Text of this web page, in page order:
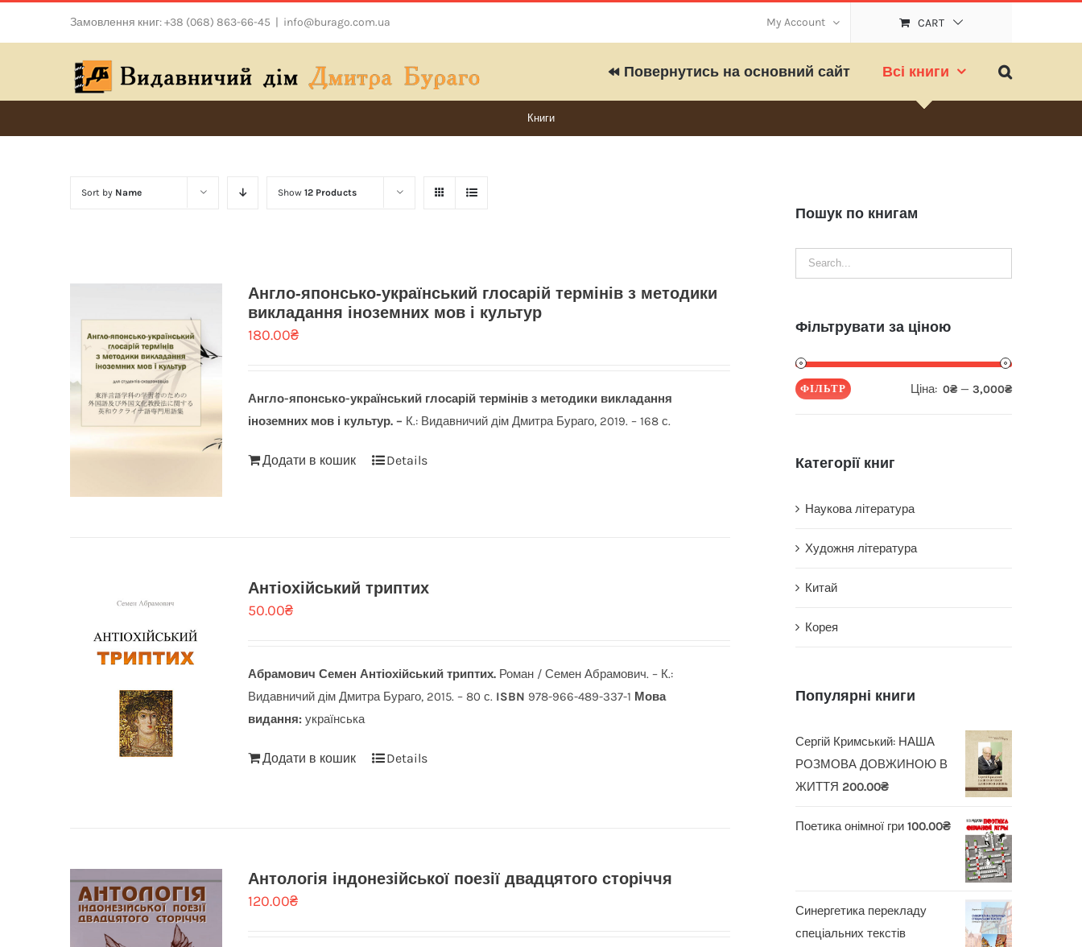
Замовлення книг: +38 (068) 863-66-45 | info@burago.com.ua My Account CART
Повернутись на основний сайт Всі книги
Книги
Sort by Name Show 12 Products
Англо-японсько-український глосарій термінів з методики
викладання іноземних мов і культур
180.00₴
Англо-японсько-український глосарій термінів з методики викладання
іноземних мов і культур. – К.: Видавничий дім Дмитра Бураго, 2019. – 168 с.
Додати в кошик Details
Антіохійський триптих
50.00₴
Абрамович Семен Антіохійський триптих. Роман / Семен Абрамович. – К.:
Видавничий дім Дмитра Бураго, 2015. – 80 с. ISBN 978-966-489-337-1 Мова
видання: українська
Додати в кошик Details
Антологія індонезійської поезії двадцятого сторіччя
120.00₴
Пошук по книгам
Фільтрувати за ціною
Мінімальна
Найбільша
ФІЛЬТР Ціна: 0₴ — 3,000₴
Категорії книг
Наукова література
Художня література
Китай
Корея
Популярні книги
Сергій Кримський: НАША
РОЗМОВА ДОВЖИНОЮ В
ЖИТТЯ 200.00₴
Поетика онімної гри 100.00₴
Синергетика перекладу
спеціальних текстів